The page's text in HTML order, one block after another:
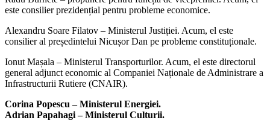
este consilier prezidențial pentru probleme economice.
Alexandru Soare Filatov – Ministerul Justiției. Acum, el este
consilier al președintelui Nicușor Dan pe probleme constituționale.
Ionut Mașala – Ministerul Transporturilor. Acum, el este directorul
general adjunct economic al Companiei Naționale de Administrare a
Infrastructurii Rutiere (CNAIR).
Corina Popescu – Ministerul Energiei.
Adrian Papahagi – Ministerul Culturii.